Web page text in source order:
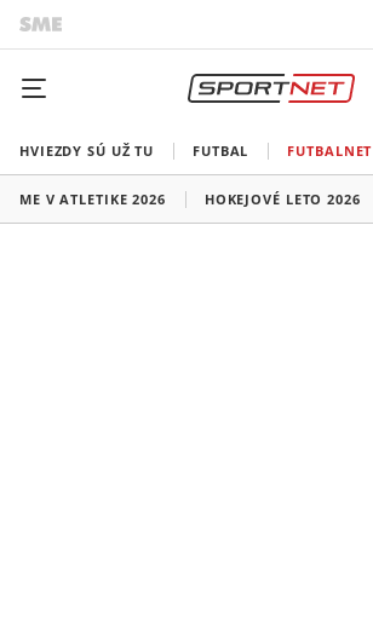
HVIEZDY SÚ UŽ TU FUTBAL FUTBALNET
ME V ATLETIKE 2026 HOKEJOVÉ LETO 2026